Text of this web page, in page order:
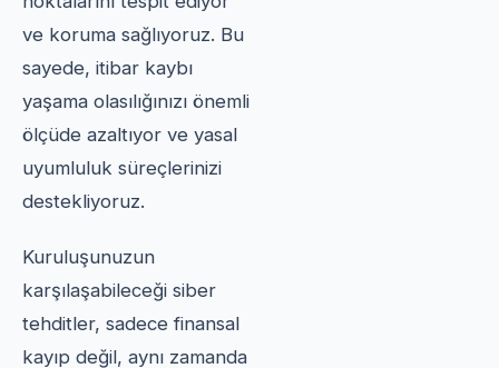
ve koruma sağlıyoruz. Bu
sayede, itibar kaybı
yaşama olasılığınızı önemli
ölçüde azaltıyor ve yasal
uyumluluk süreçlerinizi
destekliyoruz.
Kuruluşunuzun
karşılaşabileceği siber
tehditler, sadece finansal
kayıp değil, aynı zamanda